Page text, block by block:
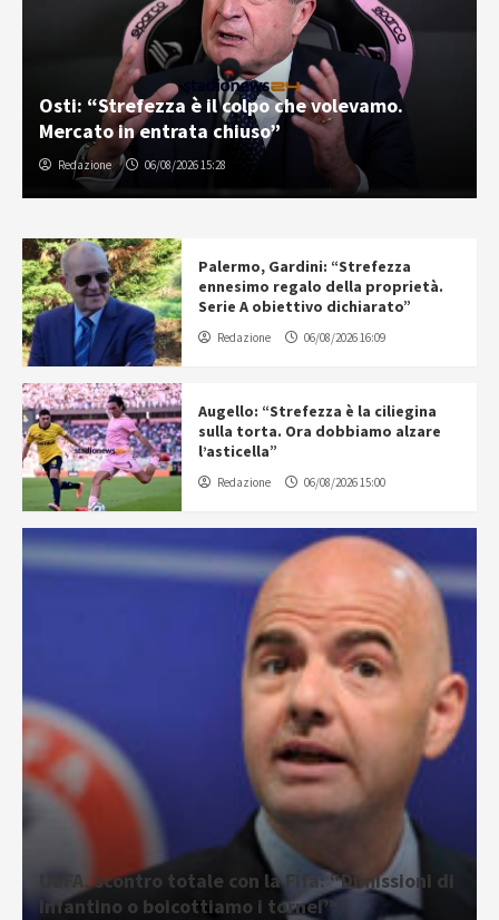
Palermo e Melbourne City, sfida tra “cugini”:
inizia la tournée in Australia
Gabriele Cavallaro 07/08/2026 06:30
Palermo, Gardini: “Strefezza
ennesimo regalo della proprietà.
Serie A obiettivo dichiarato”
Redazione 06/08/2026 16:09
Augello: “Strefezza è la ciliegina
sulla torta. Ora dobbiamo alzare
l’asticella”
Redazione 06/08/2026 15:00
UEFA, scontro totale con la Fifa: “Dimissioni di
Infantino o boicottiamo i tornei”